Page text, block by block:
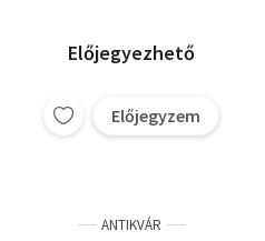
Előjegyezhető
Előjegyzem
ANTIKVÁR